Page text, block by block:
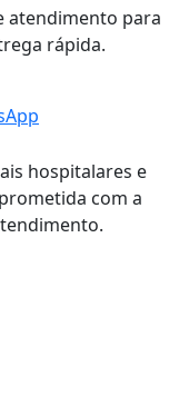
atendimento para
rápida.
hospitalares e
com a